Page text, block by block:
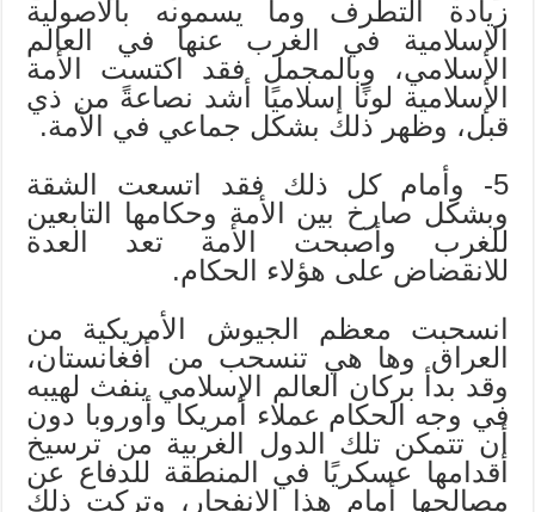
زيادة التطرف وما يسمونه بالأصولية
الإسلامية في الغرب عنها في العالم
الإسلامي، وبالمجمل فقد اكتست الأمة
الإسلامية لونًا إسلاميًا أشد نصاعةً من ذي
قبل، وظهر ذلك بشكل جماعي في الأمة.
5- وأمام كل ذلك فقد اتسعت الشقة
وبشكل صارخ بين الأمة وحكامها التابعين
للغرب وأصبحت الأمة تعد العدة
للانقضاض على هؤلاء الحكام.
انسحبت معظم الجيوش الأمريكية من
العراق وها هي تنسحب من أفغانستان،
وقد بدأ بركان العالم الإسلامي ينفث لهيبه
في وجه الحكام عملاء أمريكا وأوروبا دون
أن تتمكن تلك الدول الغربية من ترسيخ
أقدامها عسكريًا في المنطقة للدفاع عن
مصالحها أمام هذا الانفجار، وتركت ذلك